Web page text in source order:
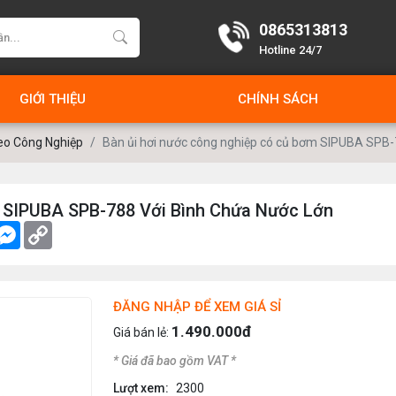
0865313813
Hotline 24/7
GIỚI THIỆU CHÍNH SÁCH
Công Nghiệp Bàn ủi hơi nước công nghiệp có củ bơm SIPUBA
SPB-788 Với Bình Chứa Nước Lớn
Messenger
ĐĂNG NHẬP ĐỂ XEM GIÁ SỈ
Giá bán lẻ: 1.490.000đ
* Giá đã bao gồm VAT *
Lượt xem: 2300